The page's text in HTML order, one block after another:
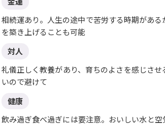
相続運あり。人生の途中で苦労する時期があ
を築き上げることも可能
対人
礼儀正しく教養があり、育ちのよさを感じさ
いので避けて
健康
飲み過ぎ食べ過ぎには要注意。おいしい水と